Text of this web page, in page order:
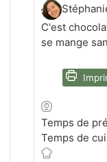
C'est
se mange
Temps de
Temps de